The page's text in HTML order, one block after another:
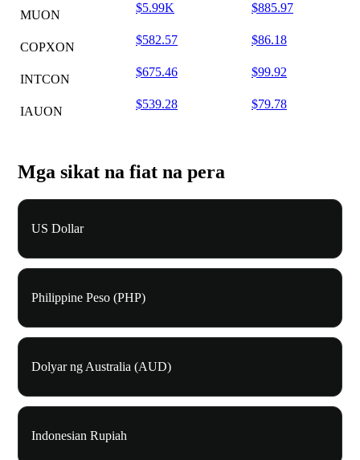
MUON
$5.99K $885.97
COPXON
$582.57 $86.18
INTCON
$675.46 $99.92
IAUON
$539.28 $79.78
Mga sikat na fiat na pera
US Dollar
Philippine Peso (PHP)
Dolyar ng Australia (AUD)
Indonesian Rupiah